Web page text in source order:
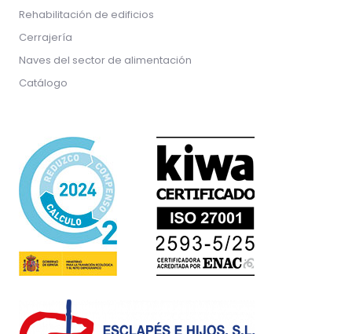
Rehabilitación de edificios
Cerrajería
Naves del sector de alimentación
Catálogo